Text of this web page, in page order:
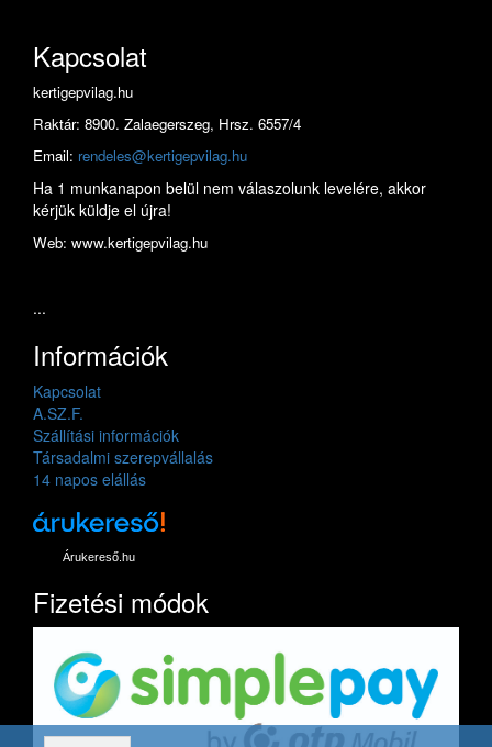
Kapcsolat
kertigepvilag.hu
Raktár: 8900. Zalaegerszeg, Hrsz. 6557/4
Email: rendeles@kertigepvilag.hu
Ha 1 munkanapon belül nem válaszolunk levelére, akkor
kérjük küldje el újra!
Web: www.kertigepvilag.hu
...
Információk
Kapcsolat
A.SZ.F.
Szállítási információk
Társadalmi szerepvállalás
14 napos elállás
Árukereső.hu
Fizetési módok